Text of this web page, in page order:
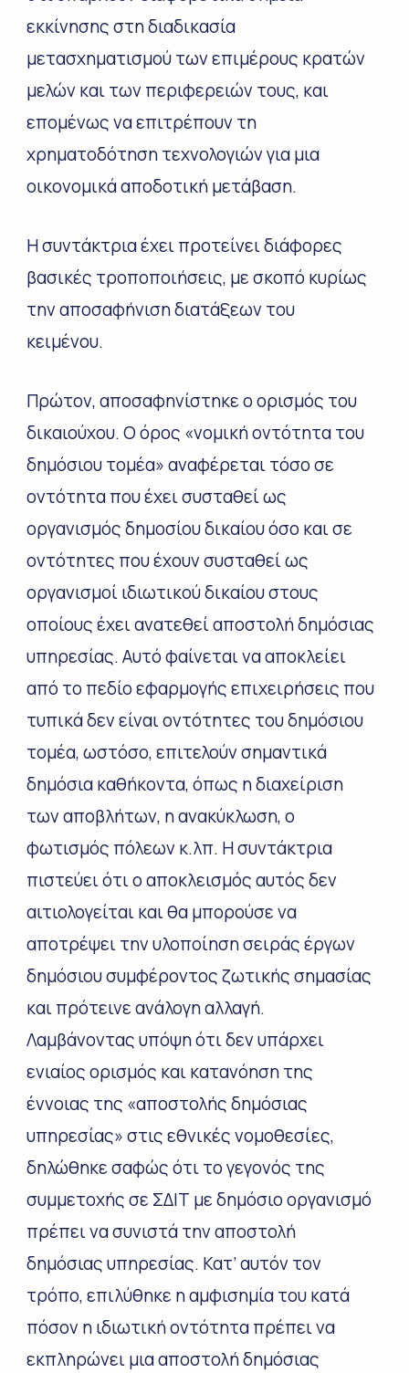
εκκίνησης στη διαδικασία
μετασχηματισμού των επιμέρους κρατών
μελών και των περιφερειών τους, και
επομένως να επιτρέπουν τη
χρηματοδότηση τεχνολογιών για μια
οικονομικά αποδοτική μετάβαση.
Η συντάκτρια έχει προτείνει διάφορες
βασικές τροποποιήσεις, με σκοπό κυρίως
την αποσαφήνιση διατάξεων του
κειμένου.
Πρώτον, αποσαφηνίστηκε ο ορισμός του
δικαιούχου. Ο όρος «νομική οντότητα του
δημόσιου τομέα» αναφέρεται τόσο σε
οντότητα που έχει συσταθεί ως
οργανισμός δημοσίου δικαίου όσο και σε
οντότητες που έχουν συσταθεί ως
οργανισμοί ιδιωτικού δικαίου στους
οποίους έχει ανατεθεί αποστολή δημόσιας
υπηρεσίας. Αυτό φαίνεται να αποκλείει
από το πεδίο εφαρμογής επιχειρήσεις που
τυπικά δεν είναι οντότητες του δημόσιου
τομέα, ωστόσο, επιτελούν σημαντικά
δημόσια καθήκοντα, όπως η διαχείριση
των αποβλήτων, η ανακύκλωση, ο
φωτισμός πόλεων κ.λπ. Η συντάκτρια
πιστεύει ότι ο αποκλεισμός αυτός δεν
αιτιολογείται και θα μπορούσε να
αποτρέψει την υλοποίηση σειράς έργων
δημόσιου συμφέροντος ζωτικής σημασίας
και πρότεινε ανάλογη αλλαγή.
Λαμβάνοντας υπόψη ότι δεν υπάρχει
ενιαίος ορισμός και κατανόηση της
έννοιας της «αποστολής δημόσιας
υπηρεσίας» στις εθνικές νομοθεσίες,
δηλώθηκε σαφώς ότι το γεγονός της
συμμετοχής σε ΣΔΙΤ με δημόσιο οργανισμό
πρέπει να συνιστά την αποστολή
δημόσιας υπηρεσίας. Κατ’ αυτόν τον
τρόπο, επιλύθηκε η αμφισημία του κατά
πόσον η ιδιωτική οντότητα πρέπει να
εκπληρώνει μια αποστολή δημόσιας